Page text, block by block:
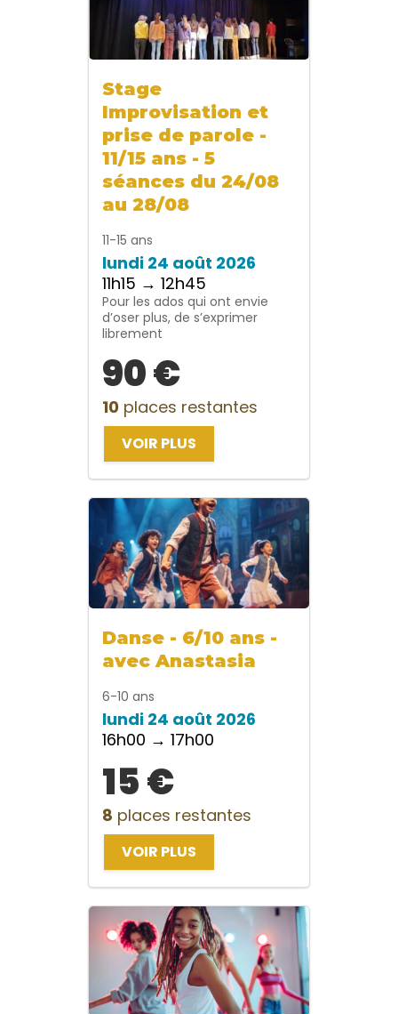
Stage
Improvisation et
prise de parole -
11/15 ans - 5
séances du 24/08
au 28/08
11-15 ans
lundi 24 août 2026
11h15 → 12h45
Pour les ados qui ont envie
d’oser plus, de s’exprimer
librement
90 €
10 places restantes
VOIR PLUS
Danse - 6/10 ans -
avec Anastasia
6-10 ans
lundi 24 août 2026
16h00 → 17h00
15 €
8 places restantes
VOIR PLUS